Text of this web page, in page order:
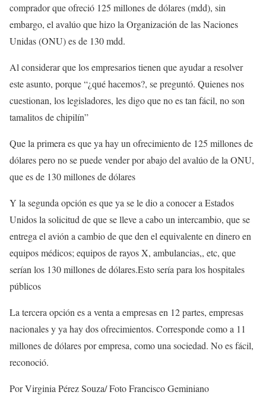
comprador que ofreció 125 millones de dólares (mdd), sin
embargo, el avalúo que hizo la Organización de las Naciones
Unidas (ONU) es de 130 mdd.
Al considerar que los empresarios tienen que ayudar a resolver
este asunto, porque “¿qué hacemos?, se preguntó. Quienes nos
cuestionan, los legisladores, les digo que no es tan fácil, no son
tamalitos de chipilín”
Que la primera es que ya hay un ofrecimiento de 125 millones de
dólares pero no se puede vender por abajo del avalúo de la ONU,
que es de 130 millones de dólares
Y la segunda opción es que ya se le dio a conocer a Estados
Unidos la solicitud de que se lleve a cabo un intercambio, que se
entrega el avión a cambio de que den el equivalente en dinero en
equipos médicos; equipos de rayos X, ambulancias,, etc, que
serían los 130 millones de dólares.Esto sería para los hospitales
públicos
La tercera opción es a venta a empresas en 12 partes, empresas
nacionales y ya hay dos ofrecimientos. Corresponde como a 11
millones de dólares por empresa, como una sociedad. No es fácil,
reconoció.
Por Virginia Pérez Souza/ Foto Francisco Geminiano